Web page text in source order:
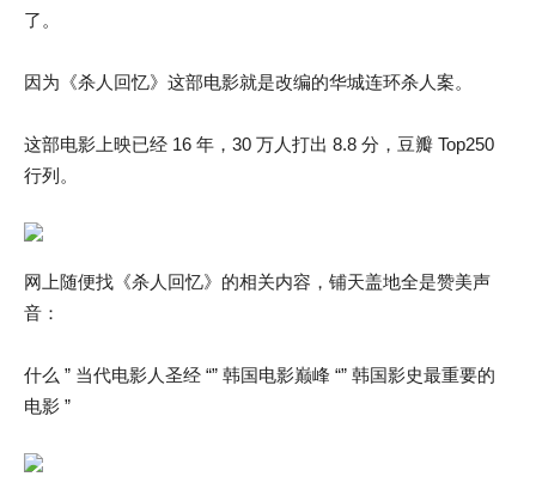
了。
因为《杀人回忆》这部电影就是改编的华城连环杀人案。
这部电影上映已经 16 年，30 万人打出 8.8 分，豆瓣 Top250
行列。
网上随便找《杀人回忆》的相关内容，铺天盖地全是赞美声
音：
什么 ” 当代电影人圣经 “” 韩国电影巅峰 “” 韩国影史最重要的
电影 ”